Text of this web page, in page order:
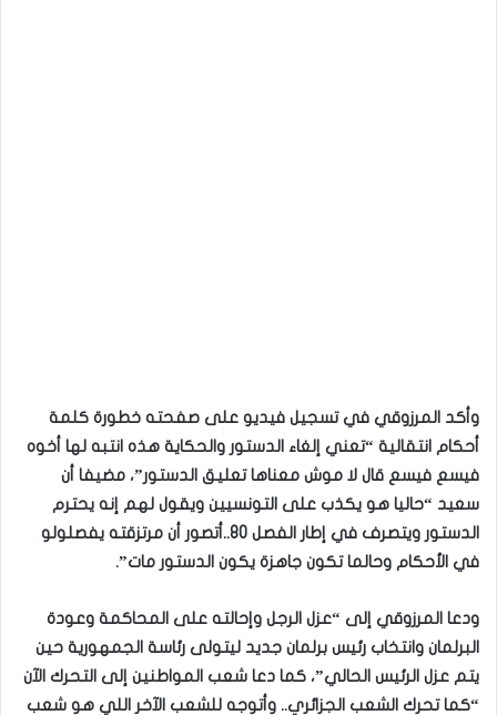
وأكد المرزوقي في تسجيل فيديو على صفحته خطورة كلمة
أحكام انتقالية “تعني إلغاء الدستور والحكاية هذه انتبه لها أخوه
فيسع فيسع قال لا موش معناها تعليق الدستور”، مضيفا أن
سعيد “حاليا هو يكذب على التونسيين ويقول لهم إنه يحترم
الدستور ويتصرف في إطار الفصل 80..أتصور أن مرتزقته يفصلولو
في الأحكام وحالما تكون جاهزة يكون الدستور مات”.
ودعا المرزوقي إلى “عزل الرجل وإحالته على المحاكمة وعودة
البرلمان وانتخاب رئيس برلمان جديد ليتولى رئاسة الجمهورية حين
يتم عزل الرئيس الحالي”، كما دعا شعب المواطنين إلى التحرك الآن
“كما تحرك الشعب الجزائري.. وأتوجه للشعب الآخر اللي هو شعب